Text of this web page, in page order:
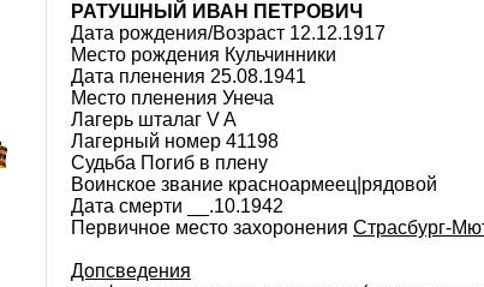
РАТУШНЫЙ ИВАН ПЕТРОВИЧ
Дата рождения/Возраст 12.12.1917
Место рождения Кульчинники
Дата пленения 25.08.1941
Место пленения Унеча
Лагерь шталаг V A
Лагерный номер 41198
Судьба Погиб в плену
Воинское звание красноармеец|рядовой
Дата смерти __.10.1942
Первичное место захоронения Страсбург-
Допсведения